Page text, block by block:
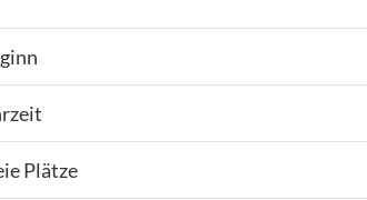
Plätze